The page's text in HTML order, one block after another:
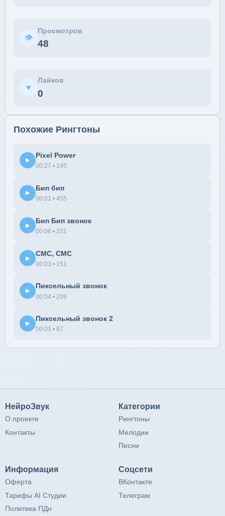
👁
Просмотров
48
♥
Лайков
0
Похожие Рингтоны
▶
Pixel Power
00:27 • 145
▶
Бип бип
00:01 • 455
▶
Бип Бип звонок
00:06 • 231
▶
СМС, СМС
00:03 • 151
▶
Пиксельный звонок
00:04 • 209
▶
Пиксельный звонок 2
00:03 • 87
НейроЗвук
О проекте
Контакты
Категории
Рингтоны
Мелодии
Песни
Информация
Оферта
Тарифы AI Студии
Политика ПДн
Соцсети
ВКонтакте
Телеграм